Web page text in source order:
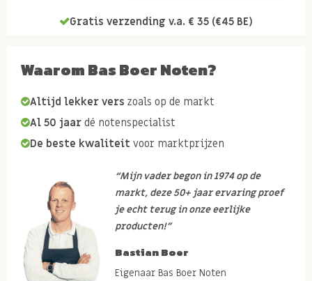
Gratis verzending v.a. € 35 (€45 BE)
Waarom Bas Boer Noten?
Altijd lekker vers zoals op de markt
Al 50 jaar dé notenspecialist
De beste kwaliteit voor marktprijzen
“Mijn vader begon in 1974 op de
markt, deze 50+ jaar ervaring proef
je echt terug in onze eerlijke
producten!”
Bastian Boer
Eigenaar Bas Boer Noten